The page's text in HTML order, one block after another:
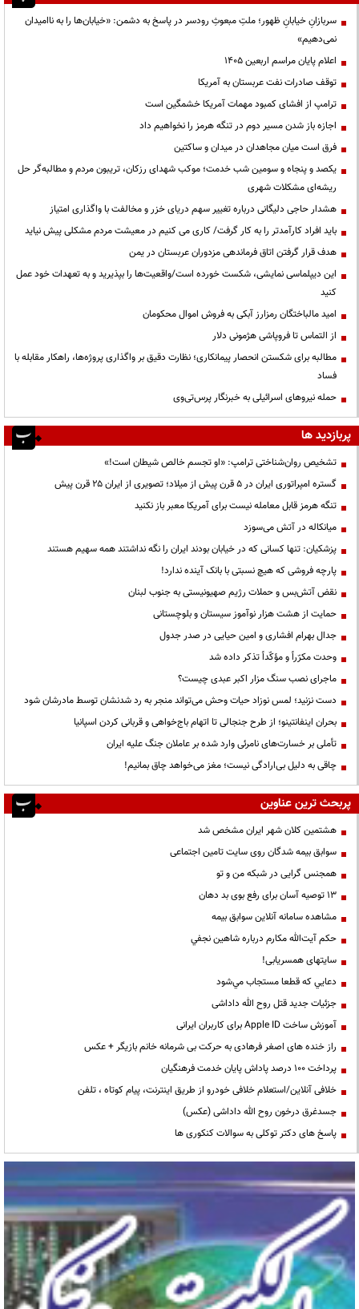
سربازانِ خیابانِ ظهور؛ ملتِ مبعوثِ رودسر در پاسخ به دشمن: «خیابان‌ها را به ناامیدان
نمی‌دهیم»
اعلام پایان مراسم اربعین ۱۴۰۵
توقف صادرات نفت عربستان به آمریکا
ترامپ از افشای کمبود مهمات آمریکا خشمگین است
اجازه باز شدن مسیر دوم در تنگه هرمز را نخواهیم داد
فرق است میان مجاهدان در میدان و ساکتین
یکصد و پنجاه و سومین شب خدمت؛ موکب شهدای رزکان، تریبون مردم و مطالبه‌گر حل
ریشه‌ای مشکلات شهری
هشدار حاجی دلیگانی درباره تغییر سهم دریای خزر و مخالفت با واگذاری امتیاز
باید افراد کارآمدتر را به کار گرفت/ کاری می کنیم در معیشت مردم مشکلی پیش نیاید
هدف قرار گرفتن اتاق‌ فرماندهی مزدوران عربستان در یمن
این دیپلماسی نمایشی، شکست خورده است/واقعیت‌ها را بپذیرید و به تعهدات خود عمل
کنید
امید مالباختگان رمزارز آبکی به فروش اموال محکومان
از التماس تا فروپاشی هژمونی دلار
مطالبه برای شکستن انحصار پیمانکاری؛ نظارت دقیق بر واگذاری پروژه‌ها، راهکار مقابله با
فساد
حمله نیروهای اسرائیلی به خبرنگار پرس‌تی‌وی
پربازدید ها
تشخیص روان‌شناختی ترامپ: «او تجسم خالص شیطان است!»
گستره امپراتوری ایران در ۵ قرن پیش از میلاد؛ تصویری از ایران ۲۵ قرن پیش
تنگه هرمز قابل معامله نیست برای آمریکا معبر باز نکنید
میانکاله در آتش می‌سوزد
پزشکیان: تنها کسانی که در خیابان بودند ایران را نگه نداشتند همه سهیم هستند
پارچه فروشی که هیچ نسبتی با بانک آینده ندارد!
نقض آتش‌بس و حملات رژیم صهیونیستی به جنوب لبنان
حمایت از هشت هزار نوآموز سیستان و بلوچستانی
جدال بهرام افشاری و امین حیایی در صدر جدول
وحدت مکرّراً و مؤکّداً تذکر داده شد
ماجرای نصب سنگ مزار اکبر عبدی چیست؟
دست نزنید؛ لمس نوزاد حیات وحش می‌تواند منجر به رد شدنشان توسط مادرشان شود
بحران اینفانتینو؛ از طرح جنجالی تا اتهام باج‌خواهی و قربانی کردن اسپانیا
تأملی بر خسارت‌های نامرئی وارد شده بر عاملان جنگ علیه ایران
چاقی به دلیل بی‌ارادگی نیست؛ مغز می‌خواهد چاق بمانیم!
پربحث ترین عناوین
هشتمین کلان شهر ایران مشخص شد
سوابق بیمه شدگان روی سایت تامین اجتماعی
همجنس گرایی در شبکه من و تو
13 توصیه آسان برای رفع بوی بد دهان
مشاهده سامانه آنلاين سوابق بیمه
حكم آيت‌الله مكارم درباره شاهين نجفي
سایتهای همسریابی!
دعايي كه قطعا مستجاب مي‌شود
جزئیات جدید قتل روح الله داداشی
آموزش ساخت Apple ID برای کاربران ایرانی
راز خنده های اصغر فرهادی به حرکت بی شرمانه خانم بازیگر + عکس
پرداخت ۱۰۰ درصد پاداش پایان خدمت فرهنگیان
خلافی آنلاین/استعلام خلافی خودرو از طریق اینترنت، پیام کوتاه ، تلفن
جسدغرق درخون روح الله داداشی (عکس)
پاسخ های دکتر توکلی به سوالات کنکوری ها